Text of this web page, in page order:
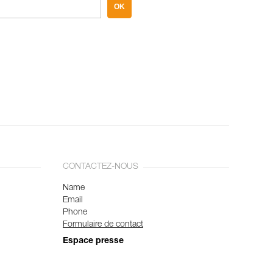
OK
CONTACTEZ-NOUS
Name
Email
Phone
Formulaire de contact
Espace presse